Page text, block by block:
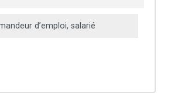
d’emploi, salarié